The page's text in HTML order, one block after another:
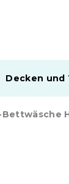
Decken und